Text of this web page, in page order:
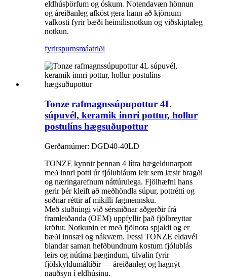
eldhúsþörfum og óskum. Notendavæn hönnun
og áreiðanleg afköst gera hann að kjörnum
valkosti fyrir bæði heimilisnotkun og viðskiptaleg
notkun.
fyrirspurnsmáatriði
Tonze rafmagnssúpupottur 4L
súpuvél, keramik innri pottur, hollur
postulíns hægsuðupottur
Gerðarnúmer: DGD40-40LD
TONZE kynnir þennan 4 lítra hægeldunarpott
með innri potti úr fjólubláum leir sem læsir bragði
og næringarefnum náttúrulega. Fjölhæfni hans
gerir þér kleift að meðhöndla súpur, pottrétti og
soðnar réttir af mikilli fagmennsku.
Með stuðningi við sérsniðnar aðgerðir frá
framleiðanda (OEM) uppfyllir það fjölbreyttar
kröfur. Notkunin er með fjölnota spjaldi og er
bæði innsæi og nákvæm. Þessi TONZE eldavél
blandar saman hefðbundnum kostum fjólublás
leirs og nútíma þægindum, tilvalin fyrir
fjölskyldumáltíðir — áreiðanleg og hagnýt
nauðsyn í eldhúsinu.